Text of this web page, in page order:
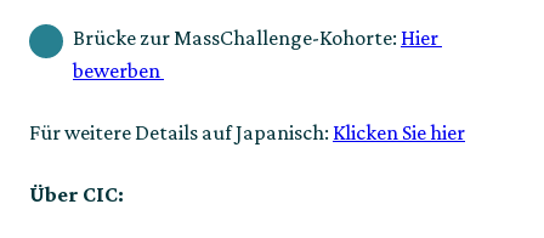
Brücke zur MassChallenge-Kohorte: Hier
bewerben
Für weitere Details auf Japanisch: Klicken Sie hier
Über CIC: